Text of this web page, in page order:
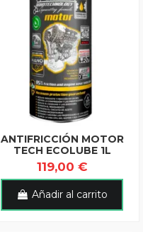
ANTIFRICCIÓN MOTOR
TECH ECOLUBE 1L
119,00 €
Añadir al carrito